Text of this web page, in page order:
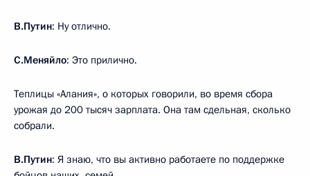
В.Путин: Ну отлично.
С.Меняйло: Это прилично.
Теплицы «Алания», о которых говорили, во время сбора
урожая до 200 тысяч зарплата. Она там сдельная, сколько
собрали.
В.Путин: Я знаю, что вы активно работаете по поддержке